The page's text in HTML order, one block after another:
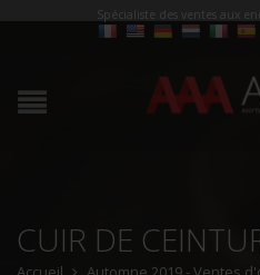
Spécialiste des ventes aux
CUIR DE